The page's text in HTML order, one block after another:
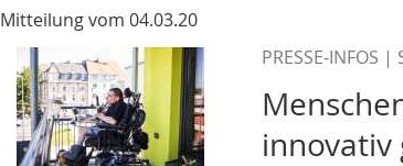
Mitteilung vom 04.03.20
PRESSE-INFOS |
innovativ